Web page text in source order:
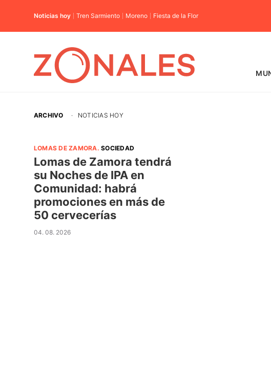
Noticias hoy Tren Sarmiento Moreno Fiesta de la Flor
ARCHIVO · NOTICIAS HOY
LOMAS DE ZAMORA.SOCIEDAD
Lomas de Zamora tendrá
su Noches de IPA en
Comunidad: habrá
promociones en más de
50 cervecerías
04. 08. 2026